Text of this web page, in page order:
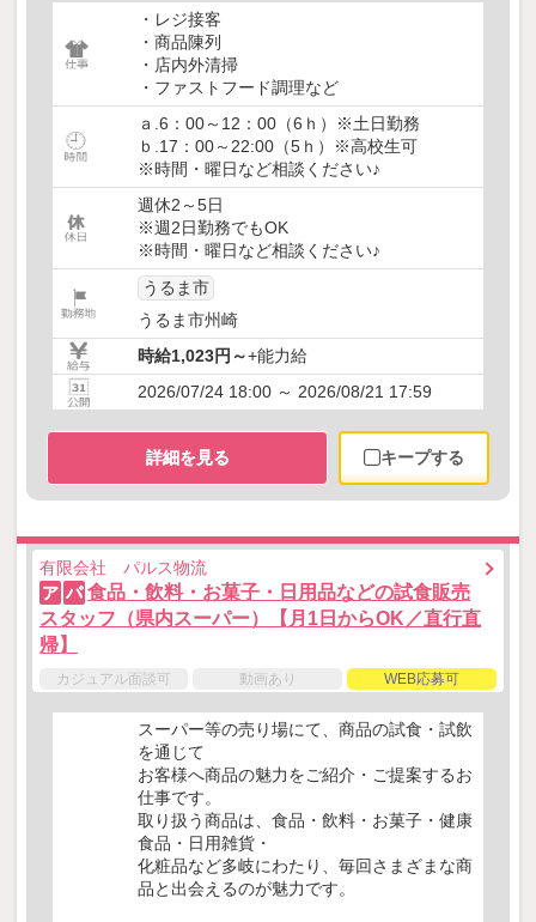
・レジ接客
・商品陳列
・店内外清掃
・ファストフード調理など
ａ.6：00～12：00（6ｈ）※土日勤務
ｂ.17：00～22:00（5ｈ）※高校生可
※時間・曜日など相談ください♪
週休2～5日
※週2日勤務でもOK
※時間・曜日など相談ください♪
うるま市
うるま市州崎
時給1,023円～+能力給
2026/07/24 18:00 ～ 2026/08/21 17:59
詳細を見る キープする
有限会社 パルス物流
ア パ 食品・飲料・お菓子・日用品などの試食販売
スタッフ（県内スーパー）【月1日からOK／直行直
帰】
カジュアル面談可 動画あり WEB応募可
スーパー等の売り場にて、商品の試食・試飲
を通じて
お客様へ商品の魅力をご紹介・ご提案するお
仕事です。
取り扱う商品は、食品・飲料・お菓子・健康
食品・日用雑貨・
化粧品など多岐にわたり、毎回さまざまな商
品と出会えるのが魅力です。